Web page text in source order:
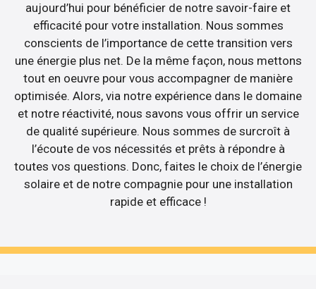
aujourd’hui pour bénéficier de notre savoir-faire et
efficacité pour votre installation. Nous sommes
conscients de l’importance de cette transition vers
une énergie plus net. De la même façon, nous mettons
tout en oeuvre pour vous accompagner de manière
optimisée. Alors, via notre expérience dans le domaine
et notre réactivité, nous savons vous offrir un service
de qualité supérieure. Nous sommes de surcroît à
l’écoute de vos nécessités et prêts à répondre à
toutes vos questions. Donc, faites le choix de l’énergie
solaire et de notre compagnie pour une installation
rapide et efficace !